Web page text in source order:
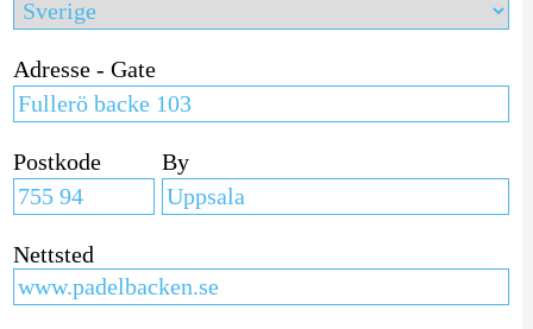
Adresse - Gate
Postkode By
Nettsted